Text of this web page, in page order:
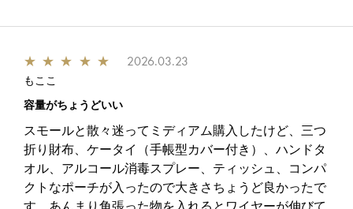
★ ★ ★ ★ ★ 2026.03.23
もここ
容量がちょうどいい
スモールと散々迷ってミディアム購入したけど、三つ
折り財布、ケータイ（手帳型カバー付き）、ハンドタ
オル、アルコール消毒スプレー、ティッシュ、コンパ
クトなポーチが入ったので大きさちょうど良かったで